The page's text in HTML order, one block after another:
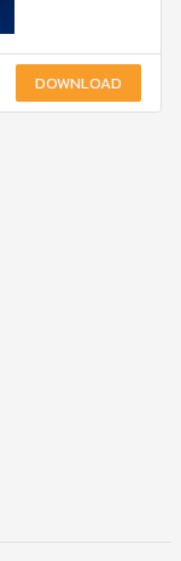
DOWNLOAD